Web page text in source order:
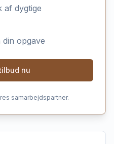
af dygtige
din opgave
nu
samarbejdspartner.